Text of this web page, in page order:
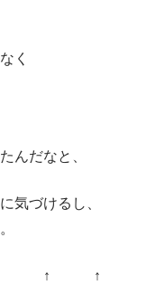
く
んだなと、
気づけるし、
↑ ↑ ↑